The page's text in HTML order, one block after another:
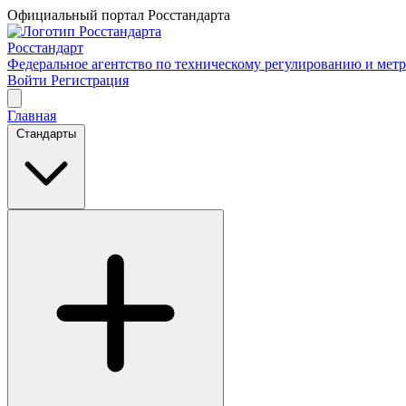
Официальный портал Росстандарта
Росстандарт
Федеральное агентство по техническому регулированию и
Войти Регистрация
Главная
Стандарты